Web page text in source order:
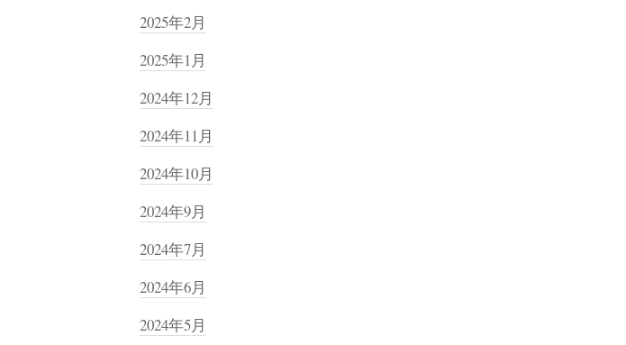
2025年2月
2025年1月
2024年12月
2024年11月
2024年10月
2024年9月
2024年7月
2024年6月
2024年5月